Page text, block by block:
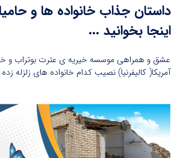
داستان جذاب خانواده ها و
اینجا بخوانید ...
عشق و همراهی موسسه خیریه ی عترت بوتراب و
آمریکا( کالیفرنیا) نصیب کدام خانواده های زلزله